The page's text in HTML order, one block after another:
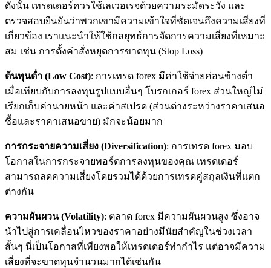
ดังนั้น เทรดเดอร์ควรใช้เลเวอเรจด้วยความระมัดระวัง และ
ตรวจสอบยืนยันว่าพวกเขามีความเข้าใจที่ชัดเจนถึงความเสี่ยงที่
เกี่ยวข้อง เราแนะนำให้ใช้กลยุทธ์การจัดการความเสี่ยงที่เหมาะ
สม เช่น การตั้งคำสั่งหยุดการขาดทุน (Stop Loss)
ต้นทุนต่ำ (Low Cost): การเทรด forex มีค่าใช้จ่ายค่อนข้างต่ำ
เมื่อเทียบกับการลงทุนรูปแบบอื่นๆ โบรกเกอร์ forex ส่วนใหญ่ไม่
เรียกเก็บค่านายหน้า และค่าสเปรด (ส่วนต่างระหว่างราคาเสนอ
ซื้อและราคาเสนอขาย) มักจะน้อยมาก
การกระจายความเสี่ยง (Diversification): การเทรด forex มอบ
โอกาสในการกระจายพอร์ตการลงทุนของคุณ เทรดเดอร์
สามารถลดความเสี่ยงโดยรวมได้ด้วยการเทรดคู่สกุลเงินที่แตก
ต่างกัน
ความผันผวน (Volatility): ตลาด forex มีความผันผวนสูง ซึ่งอาจ
นำไปสู่การเคลื่อนไหวของราคาอย่างมีนัยสำคัญในช่วงเวลา
สั้นๆ นี่เป็นโอกาสที่เพียงพอให้เทรดเดอร์ทำกำไร แต่อาจมีความ
เสี่ยงที่จะขาดทุนจำนวนมากได้เช่นกัน